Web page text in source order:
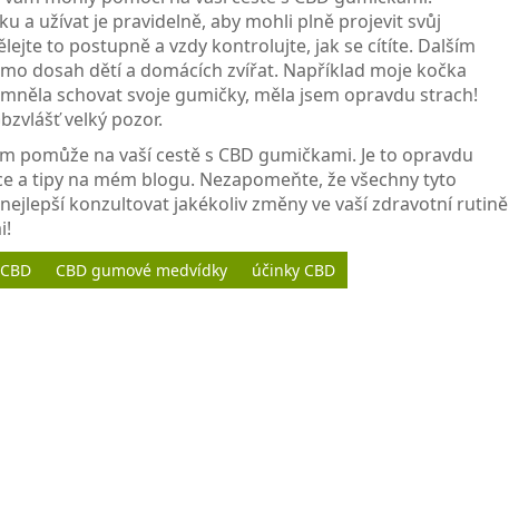
a užívat je pravidelně, aby mohli plně projevit svůj
to postupně a vzdy kontrolujte, jak se cítíte. Dalším
dosah dětí a domácích zvířat. Například moje kočka
schovat svoje gumičky, měla jsem opravdu strach!
velký pozor.
pomůže na vaší cestě s CBD gumičkami. Je to opravdu
a tipy na mém blogu. Nezapomeňte, že všechny tyto
konzultovat jakékoliv změny ve vaší zdravotní rutině
CBD gumové medvídky účinky CBD